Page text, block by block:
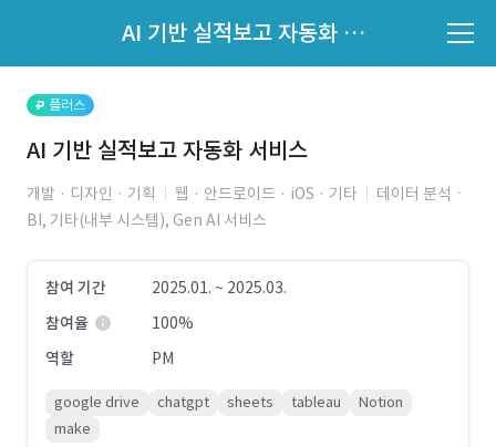
AI 기반 실적보고 자동화 서비스
지원자 목록 바로가기
플러스
AI 기반 실적보고 자동화 서비스
개발 · 디자인 · 기획 웹 · 안드로이드 · iOS · 기타
데이터 분석ㆍ
BI, 기타(내부 시스템), Gen AI 서비스
참여 기간
2025.01. ~ 2025.03.
참여율
100%
역할
PM
google drive chatgpt sheets tableau
Notion
make